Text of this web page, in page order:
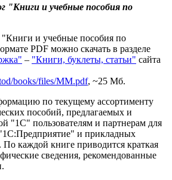
"Книги и учебные пособия по
и учебные пособия по
PDF можно скачать в разделе
– "Книги, буклеты, статьи" сайта
books/files/MM.pdf, ~25 Мб.
по текущему ассортименту
пособий, предлагаемых и
"1С" пользователям и партнерам для
и прикладных
каждой книге приводится краткая
сведения, рекомендованные